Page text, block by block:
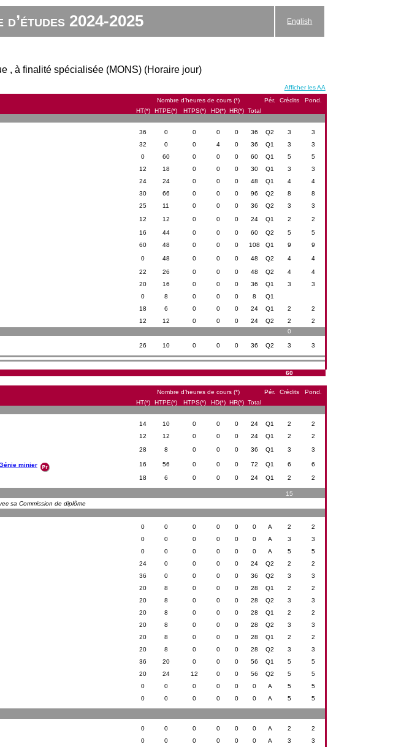
d’études 2024-2025 English
, à finalité spécialisée (MONS) (Horaire jour)
Afficher les AA
Nombre d’heures de cours (*) Pér. Crédits
Pond.
HT(*)
HTPE(*) HTPS(*) HD(*) HR(*) Total
36 0 0 0 0 36 Q2 3 3
32 0 0 4 0 36 Q1 3 3
0 60 0 0 0 60 Q1 5 5
12 18 0 0 0 30 Q1 3 3
24 24 0 0 0 48 Q1 4 4
30 66 0 0 0 96 Q2 8 8
25 11 0 0 0 36 Q2 3 3
12 12 0 0 0 24 Q1 2 2
16 44 0 0 0 60 Q2 5 5
60 48 0 0 0 108 Q1 9 9
0 48 0 0 0 48 Q2 4 4
22 26 0 0 0 48 Q2 4 4
20 16 0 0 0 36 Q1 3 3
0 8 0 0 0 8 Q1
18 6 0 0 0 24 Q1 2 2
12 12 0 0 0 24 Q2 2 2
0
26 10 0 0 0 36 Q2 3 3
60
Nombre d’heures de cours (*) Pér. Crédits
Pond.
HT(*)
HTPE(*) HTPS(*) HD(*) HR(*) Total
14 10 0 0 0 24 Q1 2 2
12 12 0 0 0 24 Q1 2 2
28 8 0 0 0 36 Q1 3 3
minier 16 56 0 0 0 72 Q1 6 6
18 6 0 0 0 24 Q1 2 2
15
sa Commission de diplôme
0 0 0 0 0 0 A 2 2
0 0 0 0 0 0 A 3 3
0 0 0 0 0 0 A 5 5
24 0 0 0 0 24 Q2 2 2
36 0 0 0 0 36 Q2 3 3
20 8 0 0 0 28 Q1 2 2
20 8 0 0 0 28 Q2 3 3
20 8 0 0 0 28 Q1 2 2
20 8 0 0 0 28 Q2 3 3
20 8 0 0 0 28 Q1 2 2
20 8 0 0 0 28 Q2 3 3
36 20 0 0 0 56 Q1 5 5
20 24 12 0 0 56 Q2 5 5
0 0 0 0 0 0 A 5 5
0 0 0 0 0 0 A 5 5
0 0 0 0 0 0 A 2 2
0 0 0 0 0 0 A 3 3